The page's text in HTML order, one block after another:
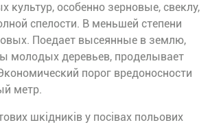
особенно зерновые, свеклу,
спелости. В меньшей степени
Поедает высеянные в землю,
молодых деревьев, проделывает
порог вредоносности
метр.